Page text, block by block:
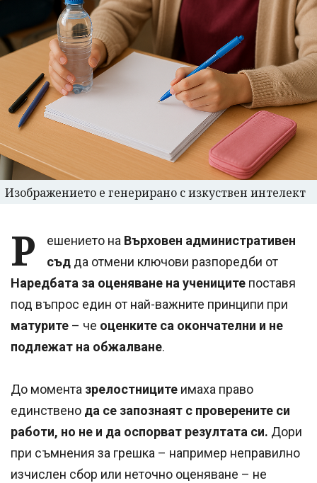
Изображението е генерирано с изкуствен интелект
Р ешението на Върховен административен
съд да отмени ключови разпоредби от
Наредбата за оценяване на учениците поставя
под въпрос един от най-важните принципи при
матурите – че оценките са окончателни и не
подлежат на обжалване.
До момента зрелостниците имаха право
единствено да се запознаят с проверените си
работи, но не и да оспорват резултата си. Дори
при съмнения за грешка – например неправилно
изчислен сбор или неточно оценяване – не